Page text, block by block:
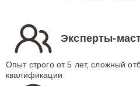
Эксперты-
Опыт строго от 5 лет, сложный
квалификации